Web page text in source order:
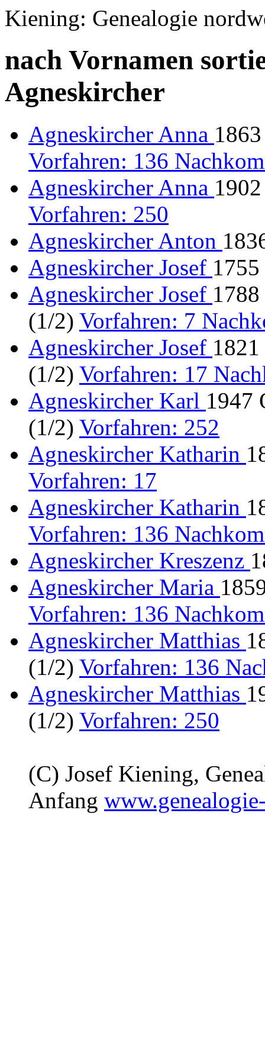
Kiening: Genealogie
nach Vornamen
Agneskircher
Agneskircher Anna
Vorfahren: 136
Agneskircher Anna
Vorfahren: 250
Agneskircher Anton
Agneskircher Josef
Agneskircher Josef
(1/2) Vorfahren: 7
Agneskircher Josef
(1/2) Vorfahren: 17
Agneskircher Karl 1947
(1/2) Vorfahren: 252
Agneskircher Katharin
Vorfahren: 17
Agneskircher Katharin
Vorfahren: 136
Agneskircher Kreszenz
Agneskircher Maria
Vorfahren: 136
Agneskircher Matthias
(1/2) Vorfahren: 136
Agneskircher Matthias
(1/2) Vorfahren: 250
(C) Josef Kiening,
Anfang